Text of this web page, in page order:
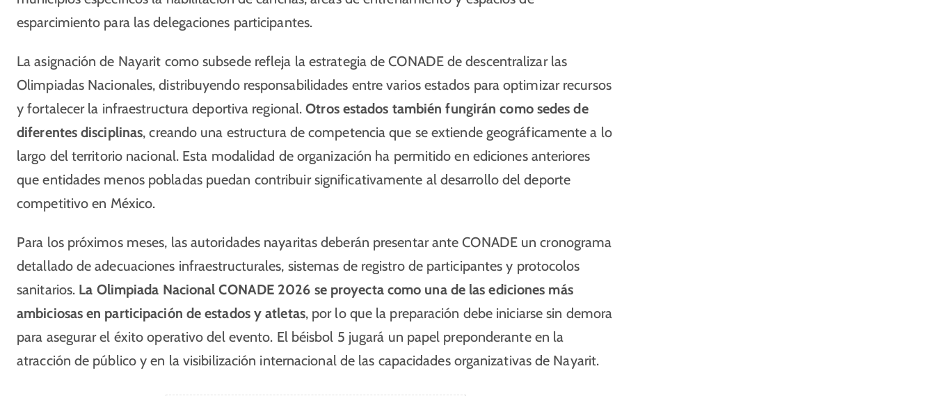
esparcimiento para las delegaciones participantes.
La asignación de Nayarit como subsede refleja la estrategia de CONADE de descentralizar las
Olimpiadas Nacionales, distribuyendo responsabilidades entre varios estados para optimizar recursos
y fortalecer la infraestructura deportiva regional.Otros estados también fungirán como sedes de
diferentes disciplinas, creando una estructura de competencia que se extiende geográficamente a lo
largo del territorio nacional. Esta modalidad de organización ha permitido en ediciones anteriores
que entidades menos pobladas puedan contribuir significativamente al desarrollo del deporte
competitivo en México.
Para los próximos meses, las autoridades nayaritas deberán presentar ante CONADE un cronograma
detallado de adecuaciones infraestructurales, sistemas de registro de participantes y protocolos
sanitarios. La Olimpiada Nacional CONADE 2026 se proyecta como una de las ediciones más
ambiciosas en participación de estados y atletas, por lo que la preparación debe iniciarse sin demora
para asegurar el éxito operativo del evento. El béisbol 5 jugará un papel preponderante en la
atracción de público y en la visibilización internacional de las capacidades organizativas de Nayarit.